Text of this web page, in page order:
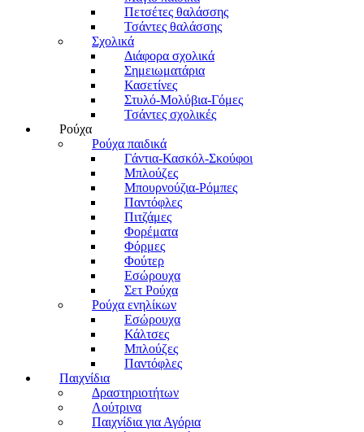
Πετσέτες θαλάσσης
Τσάντες θαλάσσης
Σχολικά
Διάφορα σχολικά
Σημειωματάρια
Κασετίνες
Στυλό-Μολύβια-Γόμες
Τσάντες σχολικές
Ρούχα
Ρούχα παιδικά
Γάντια-Κασκόλ-Σκούφοι
Μπλούζες
Μπουρνούζια-Ρόμπες
Παντόφλες
Πιτζάμες
Φορέματα
Φόρμες
Φούτερ
Εσώρουχα
Σετ Ρούχα
Ρούχα ενηλίκων
Εσώρουχα
Κάλτσες
Μπλούζες
Παντόφλες
Παιχνίδια
Δραστηριοτήτων
Λούτρινα
Παιχνίδια για Αγόρια